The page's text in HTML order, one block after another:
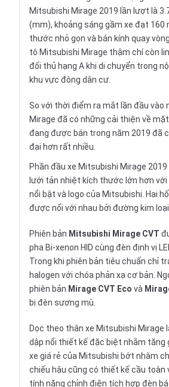
Mitsubishi Mirage 2019 lần lượt là
(mm), khoảng sáng gầm xe đạt 160
thước nhỏ gọn và bán kính quay
tô Mitsubishi Mirage thậm chí còn
đối thủ hạng A khi di chuyển trong
khu vực đông dân cư.
So với thời điểm ra mắt lần đầu vào
Mirage đã có những cải thiện về
đang được bán trong năm 2019 đã
đại hơn rất nhiều.
Phần đầu xe Mitsubishi Mirage 2019
lưới tản nhiệt kích thước lớn hơn
nổi bật và logo của Mitsubishi. Hai
được nối với nhau bởi đường kim
Phiên bản Mitsubishi Mirage CVT
pha Bi-xenon HID cùng đèn định vị
Trong khi phiên bản tiêu chuẩn chỉ
halogen với chóa phản xạ cơ bản.
phiên bản Mirage CVT Eco và
bị đèn sương mù.
Dọc theo thân xe Mitsubishi Mirage
dập nổi thiết kế đặc biệt nhằm tăng
xe giá rẻ của Mitsubishi bớt nhàm
chiếu hậu cũng có thiết kế cầu toàn
tính năng chỉnh điện tích hợp đèn